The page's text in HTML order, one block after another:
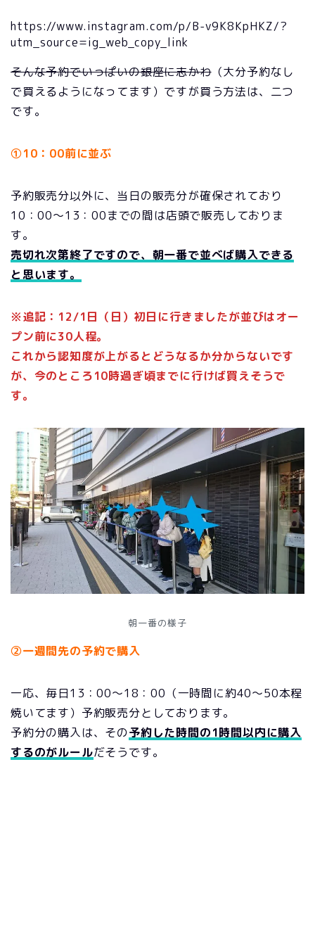
https://www.instagram.com/p/B-v9K8KpHKZ/?
utm_source=ig_web_copy_link
そんな予約でいっぱいの銀座に志かわ（大分予約なし
で買えるようになってます）ですが買う方法は、二つ
です。
①10：00前に並ぶ
予約販売分以外に、当日の販売分が確保されており
10：00～13：00までの間は店頭で販売しておりま
す。
売切れ次第終了ですので、朝一番で並べば購入できる
と思います。
※追記：12/1日（日）初日に行きましたが並びはオー
プン前に30人程。
これから認知度が上がるとどうなるか分からないです
が、今のところ10時過ぎ頃までに行けば買えそうで
す。
朝一番の様子
②一週間先の予約で購入
一応、毎日13：00～18：00（一時間に約40～50本程
焼いてます）予約販売分としております。
予約分の購入は、その予約した時間の1時間以内に購入
するのがルールだそうです。